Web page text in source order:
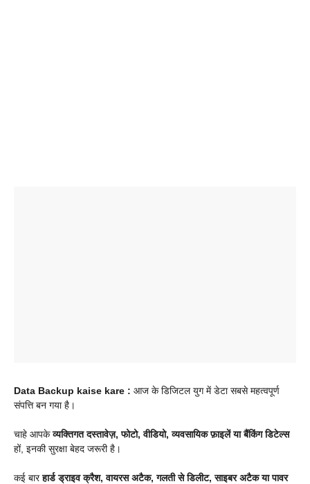
Data Backup kaise kare : आज के डिजिटल युग में डेटा सबसे महत्वपूर्ण
संपत्ति बन गया है।
चाहे आपकेव्यक्तिगत दस्तावेज़, फोटो, वीडियो, व्यवसायिक फ़ाइलें या बैंकिंग डिटेल्स
हों, इनकी सुरक्षा बेहद जरूरी है।
कई बारहार्ड ड्राइव क्रैश, वायरस अटैक, गलती से डिलीट, साइबर अटैक या पावर